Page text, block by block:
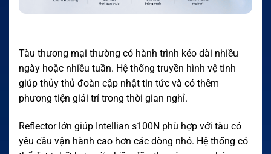
Tàu thương mại thường có hành trình kéo dài nhiều
ngày hoặc nhiều tuần. Hệ thống truyền hình vệ tinh
giúp thủy thủ đoàn cập nhật tin tức và có thêm
phương tiện giải trí trong thời gian nghỉ.
Reflector lớn giúp Intellian s100N phù hợp với tàu có
yêu cầu vận hành cao hơn các dòng nhỏ. Hệ thống có